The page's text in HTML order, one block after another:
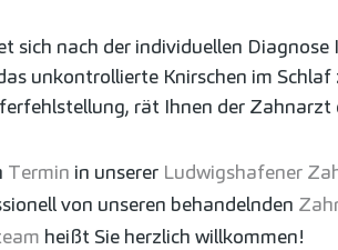
sich nach der individuellen
unkontrollierte Knirschen im
rät Ihnen der
Termin in unserer Ludwigshafener
von unseren behandelnden
heißt Sie herzlich willkommen!